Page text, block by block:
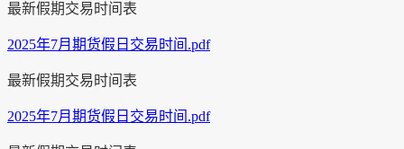
最新假期交易时间表
2025年7月期货假日交易时间.pdf
最新假期交易时间表
2025年7月期货假日交易时间.pdf